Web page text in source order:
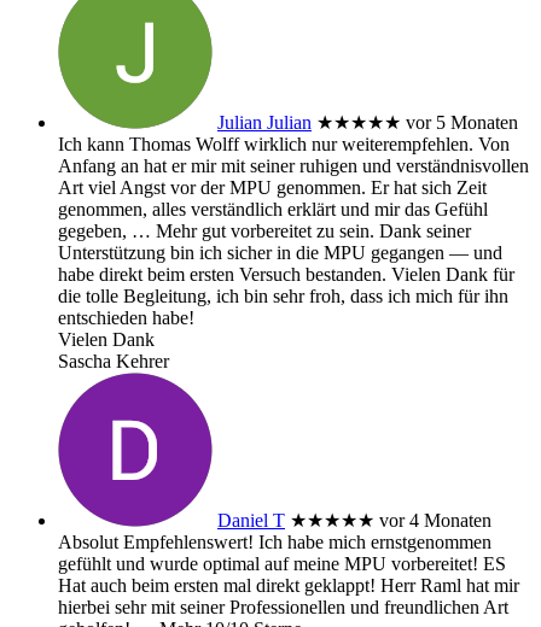
Julian Julian ★★★★★ vor 5 Monaten
Ich kann Thomas Wolff wirklich nur weiterempfehlen. Von
Anfang an hat er mir mit seiner ruhigen und verständnisvollen
Art viel Angst vor der MPU genommen. Er hat sich Zeit
genommen, alles verständlich erklärt und mir das Gefühl
gegeben, … Mehrgut vorbereitet zu sein. Dank seiner
Unterstützung bin ich sicher in die MPU gegangen — und
habe direkt beim ersten Versuch bestanden. Vielen Dank für
die tolle Begleitung, ich bin sehr froh, dass ich mich für ihn
entschieden habe!
Vielen Dank
Sascha Kehrer
Daniel T ★★★★★ vor 4 Monaten
Absolut Empfehlenswert! Ich habe mich ernstgenommen
gefühlt und wurde optimal auf meine MPU vorbereitet! ES
Hat auch beim ersten mal direkt geklappt! Herr Raml hat mir
hierbei sehr mit seiner Professionellen und freundlichen Art